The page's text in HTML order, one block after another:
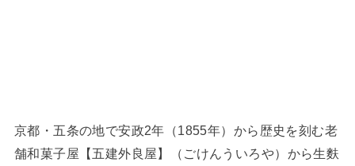
京都・五条の地で安政2年（1855年）から歴史を刻む老
舗和菓子屋【五建外良屋】（ごけんういろや）から生麩